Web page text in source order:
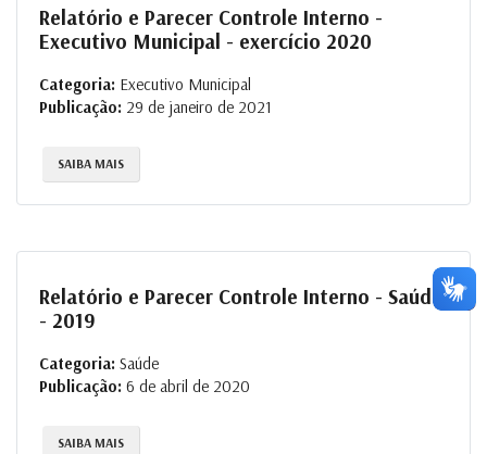
Relatório e Parecer Controle Interno -
Executivo Municipal - exercício 2020
Categoria: Executivo Municipal
Publicação: 29 de janeiro de 2021
SAIBA MAIS
Relatório e Parecer Controle Interno - Saúde
- 2019
Categoria: Saúde
Publicação: 6 de abril de 2020
SAIBA MAIS